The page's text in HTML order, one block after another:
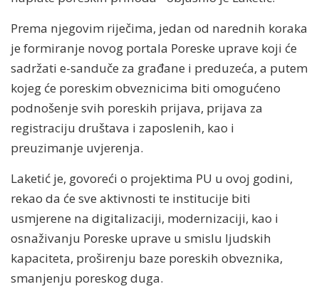
Prema njegovim riječima, jedan od narednih koraka
je formiranje novog portala Poreske uprave koji će
sadržati e-sanduče za građane i preduzeća, a putem
kojeg će poreskim obveznicima biti omogućeno
podnošenje svih poreskih prijava, prijava za
registraciju društava i zaposlenih, kao i
preuzimanje uvjerenja.
Laketić je, govoreći o projektima PU u ovoj godini,
rekao da će sve aktivnosti te institucije biti
usmjerene na digitalizaciji, modernizaciji, kao i
osnaživanju Poreske uprave u smislu ljudskih
kapaciteta, proširenju baze poreskih obveznika,
smanjenju poreskog duga.